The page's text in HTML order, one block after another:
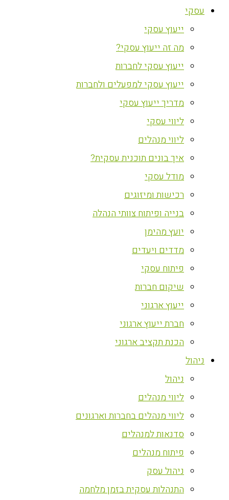
עסקי
ייעוץ עסקי
מה זה ייעוץ עסקי?
ייעוץ עסקי לחברות
ייעוץ עסקי למפעלים ולחברות
מדריך ייעוץ עסקי
ליווי עסקי
ליווי מנהלים
איך בונים תוכנית עסקית?
מודל עסקי
רכישות ומיזוגים
בנייה ופיתוח צוותי הנהלה
יועץ מהימן
מדדים ויעדים
פיתוח עסקי
שיקום חברות
ייעוץ ארגוני
חברת ייעוץ ארגוני
הכנת תקציב ארגוני
ניהול
ניהול
ליווי מנהלים
ליווי מנהלים בחברות וארגונים
סדנאות למנהלים
פיתוח מנהלים
ניהול עסק
התנהלות עסקית בזמן מלחמה